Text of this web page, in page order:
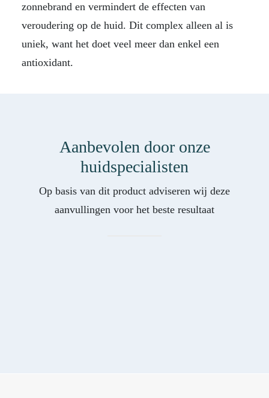
zonnebrand en vermindert de effecten van
veroudering op de huid. Dit complex alleen al is
uniek, want het doet veel meer dan enkel een
antioxidant.
Aanbevolen door onze
huidspecialisten
Op basis van dit product adviseren wij deze
aanvullingen voor het beste resultaat